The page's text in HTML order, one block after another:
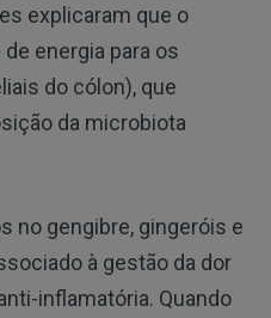
explicaram que o
energia para os
do cólon), que
da microbiota
no gengibre, gingeróis e
à gestão da dor
inflamatória. Quando